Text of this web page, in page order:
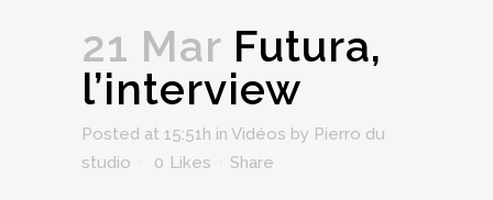
21 Mar Futura,
l’interview
Posted at 15:51h in Vidéos by Pierro du
studio
0 Likes Share